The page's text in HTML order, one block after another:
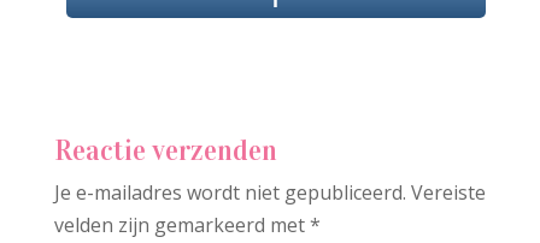
Reactie verzenden
Je e-mailadres wordt niet gepubliceerd. Vereiste
velden zijn gemarkeerd met*